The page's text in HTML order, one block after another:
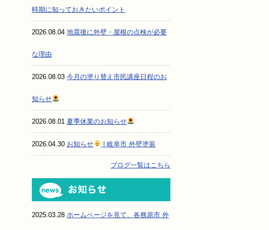
時期に知っておきたいポイント
2026.08.04 地震後に外壁・屋根の点検が必要
な理由
2026.08.03 今月の塗り替え市民講座日程のお
知らせ
2026.08.01 夏季休業のお知らせ
2026.04.30 お知らせ | 岐阜市 外壁塗装
ブログ一覧はこちら
2025.03.28 ホームページを見て、各務原市 外